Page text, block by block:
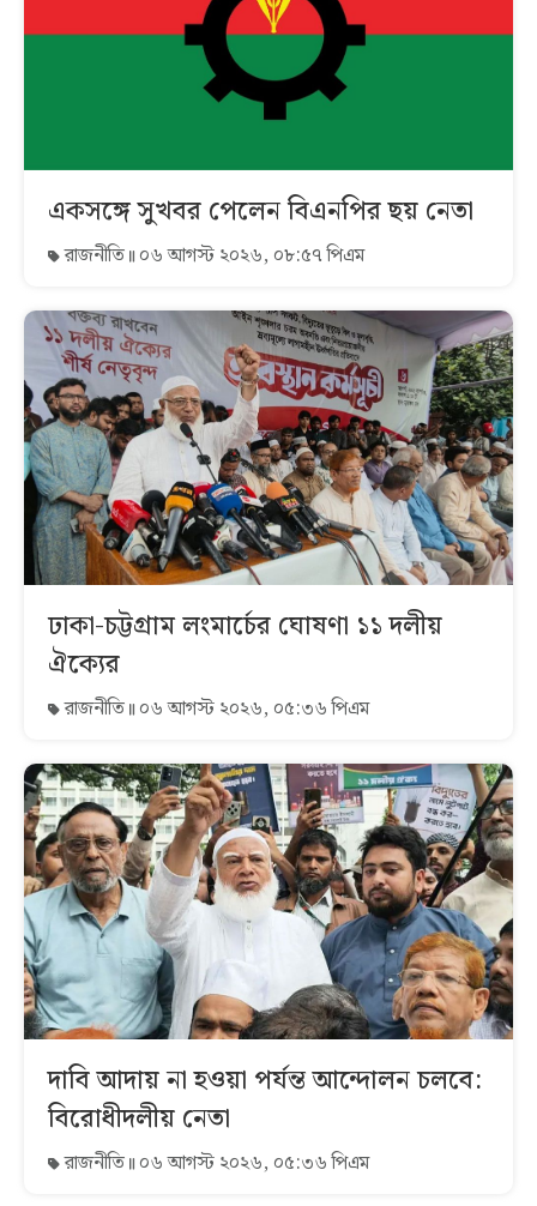
একসঙ্গে সুখবর পেলেন বিএনপির ছয় নেতা
রাজনীতি ০৬ আগস্ট ২০২৬, ০৮:৫৭ পিএম
ঢাকা-চট্টগ্রাম লংমার্চের ঘোষণা ১১ দলীয়
ঐক্যের
রাজনীতি ০৬ আগস্ট ২০২৬, ০৫:৩৬ পিএম
দাবি আদায় না হওয়া পর্যন্ত আন্দোলন চলবে:
বিরোধীদলীয় নেতা
রাজনীতি ০৬ আগস্ট ২০২৬, ০৫:৩৬ পিএম